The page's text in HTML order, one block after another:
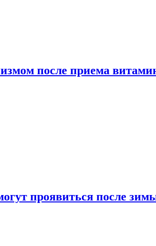
после приема
проявиться после